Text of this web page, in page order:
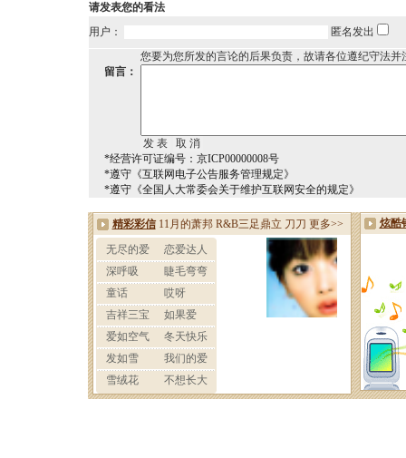
请发表您的看法
用户：
匿名发出
您要为您所发的言论的后果负责，故请各位遵纪守法并
留言：
*经营许可证编号：京ICP00000008号
*遵守《互联网电子公告服务管理规定》
*遵守《全国人大常委会关于维护互联网安全的规定》